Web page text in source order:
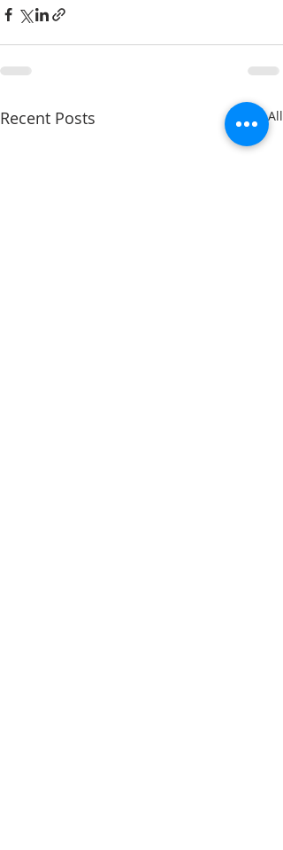
Recent Posts See All